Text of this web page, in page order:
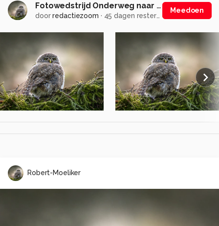
Fotowedstrijd Onderweg naar werk
doorredactiezoom · 45 dagen resterend
Meedoen
Robert-Moeliker